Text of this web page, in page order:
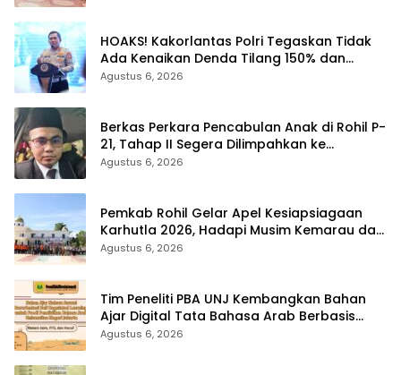
HOAKS! Kakorlantas Polri Tegaskan Tidak
Ada Kenaikan Denda Tilang 150% dan
Tilang Manual Menyeluruh
Agustus 6, 2026
Berkas Perkara Pencabulan Anak di Rohil P-
21, Tahap II Segera Dilimpahkan ke
Kejaksaan
Agustus 6, 2026
Pemkab Rohil Gelar Apel Kesiapsiagaan
Karhutla 2026, Hadapi Musim Kemarau dan
El Nino
Agustus 6, 2026
Tim Peneliti PBA UNJ Kembangkan Bahan
Ajar Digital Tata Bahasa Arab Berbasis
Multimedia Interaktif untuk Mahasiswa
Agustus 6, 2026